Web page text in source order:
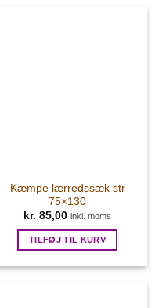
Kæmpe lærredssæk str
75×130
kr. 85,00 inkl. moms
TILFØJ TIL KURV